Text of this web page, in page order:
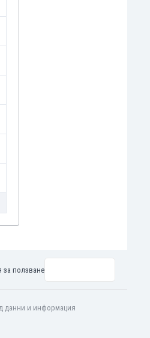
за ползване
данни и информация